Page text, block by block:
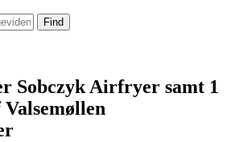
Find
Sobczyk Airfryer samt 1